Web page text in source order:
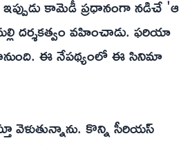
కామెడీ ప్రధానంగా నడిచే 'ఆ
దర్శకత్వం వహించాడు. ఫరియా
ఈ నేపథ్యంలో ఈ సినిమా
వెళుతున్నాను. కొన్ని సీరియస్